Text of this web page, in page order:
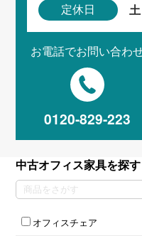
定休日
お電話でお問い合わ
0120-829-223
中古オフィス家具を探す
オフィスチェア